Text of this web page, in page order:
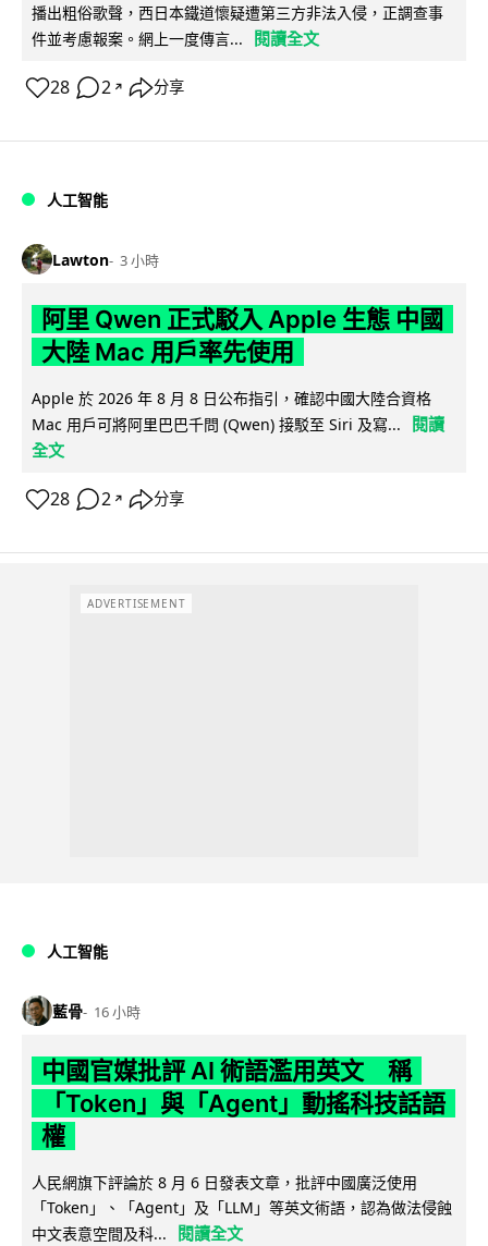
播出粗俗歌聲，西日本鐵道懷疑遭第三方非法入侵，正調查事
件並考慮報案。網上一度傳言...
閱讀全文
28 2 ↗ 分享
人工智能
Lawton 3 小時
阿里 Qwen 正式駁入 Apple 生態 中國
大陸 Mac 用戶率先使用
Apple 於 2026 年 8 月 8 日公布指引，確認中國大陸合資格
Mac 用戶可將阿里巴巴千問 (Qwen) 接駁至 Siri 及寫...
閱讀
全文
28 2 ↗ 分享
ADVERTISEMENT
人工智能
藍骨 16 小時
中國官媒批評 AI 術語濫用英文 稱
「Token」與「Agent」動搖科技話語
權
人民網旗下評論於 8 月 6 日發表文章，批評中國廣泛使用
「Token」、「Agent」及「LLM」等英文術語，認為做法侵蝕
中文表意空間及科...
閱讀全文